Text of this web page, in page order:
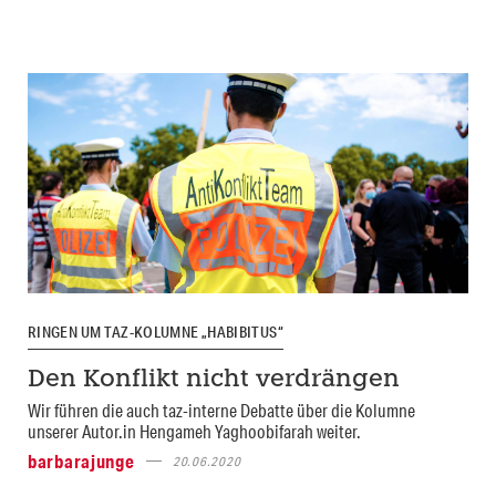
RINGEN UM TAZ-KOLUMNE „HABIBITUS“
Den Konflikt nicht verdrängen
Wir führen die auch taz-interne Debatte über die Kolumne
unserer Autor.in Hengameh Yaghoobifarah weiter.
barbarajunge
20.06.2020